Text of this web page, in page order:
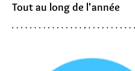
Tout au long de l'année